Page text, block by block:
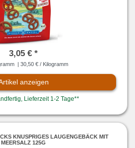
3,05 € *
| 30,50 € / Kilogramm
anzeigen
Lieferzeit 1-2 Tage**
KNUSPRIGES LAUGENGEBÄCK MIT
MEERSALZ 125G